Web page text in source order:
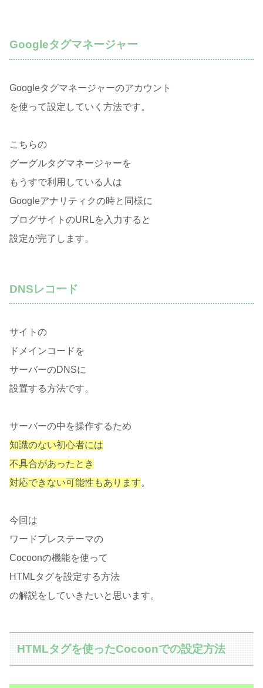
Googleタグマネージャー
Googleタグマネージャーのアカウント
を使って設定していく方法です。
こちらの
グーグルタグマネージャーを
もうすで利用している人は
Googleアナリティクの時と同様に
ブログサイトのURLを入力すると
設定が完了します。
DNSレコード
サイトの
ドメインコードを
サーバーのDNSに
設置する方法です。
サーバーの中を操作するため
知識のない初心者には
不具合があったとき
対応できない可能性もあります。
今回は
ワードプレステーマの
Cocoonの機能を使って
HTMLタグを設定する方法
の解説をしていきたいと思います。
HTMLタグを使ったCocoonでの設定方法